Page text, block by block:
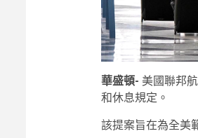
華盛頓- 美國聯邦
和休息規定。
該提案旨在為全美